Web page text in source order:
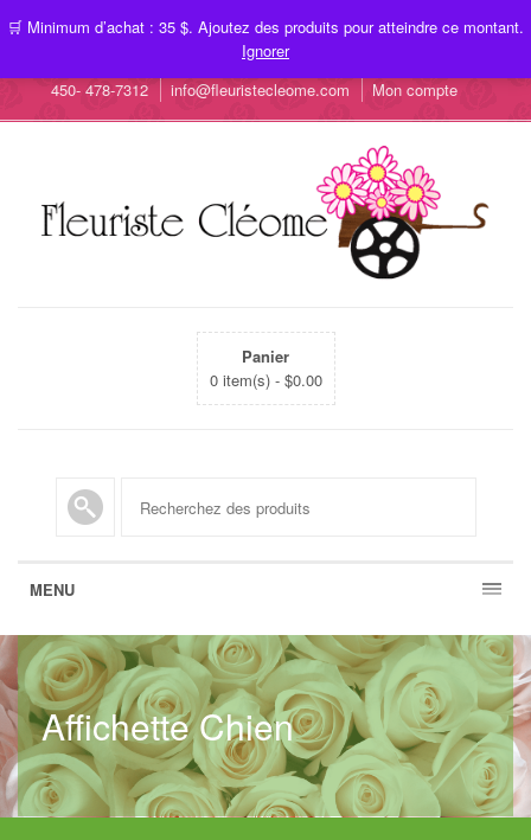
450- 478-7312 info@fleuristecleome.com Mon compte
Panier
0 item(s) - $0.00
MENU
Affichette Chien
🛒 Minimum d’achat : 35 $. Ajoutez des produits pour atteindre ce montant.
Ignorer